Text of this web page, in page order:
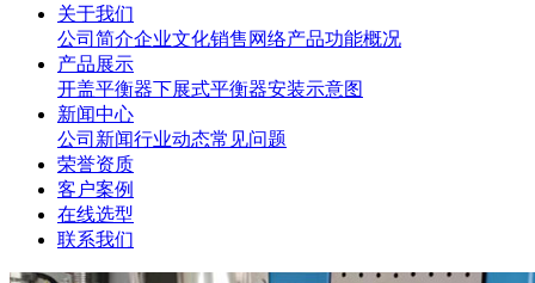
关于我们
公司简介企业文化销售网络产品功能概况
产品展示
开盖平衡器下展式平衡器安装示意图
新闻中心
公司新闻行业动态常见问题
荣誉资质
客户案例
在线选型
联系我们